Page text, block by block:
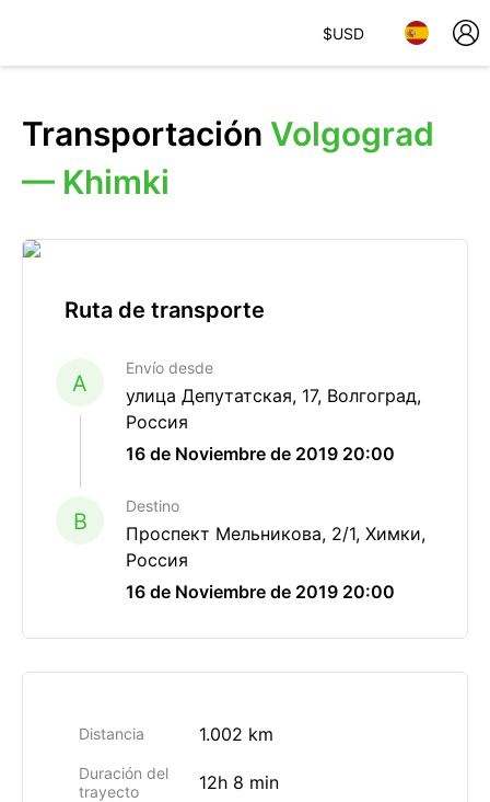
$USD
Transportación Volgograd
— Khimki
Ruta de transporte
A
Envío desde
улица Депутатская, 17, Волгоград,
Россия
16 de Noviembre de 2019 20:00
B
Destino
Проспект Мельникова, 2/1, Химки,
Россия
16 de Noviembre de 2019 20:00
Distancia 1.002 km
Duración del
trayecto
12h 8 min